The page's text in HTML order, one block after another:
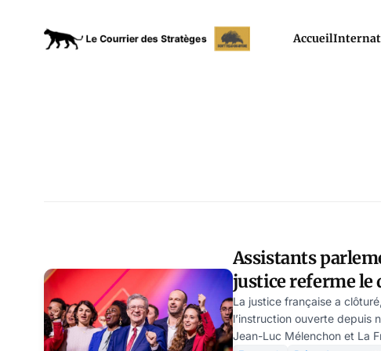
Accueil
Assistants
justice referme le
Mélenchon
La justice française a
l’instruction ouverte depuis
Jean-Luc Mélenchon et La